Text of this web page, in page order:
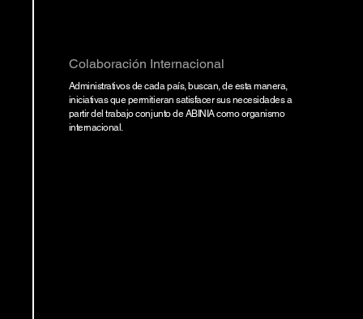
Colaboración Internacional
Administrativos de cada país, buscan, de esta manera,
iniciativas que permitieran satisfacer sus necesidades a
partir del trabajo conjunto de ABINIA como organismo
internacional.